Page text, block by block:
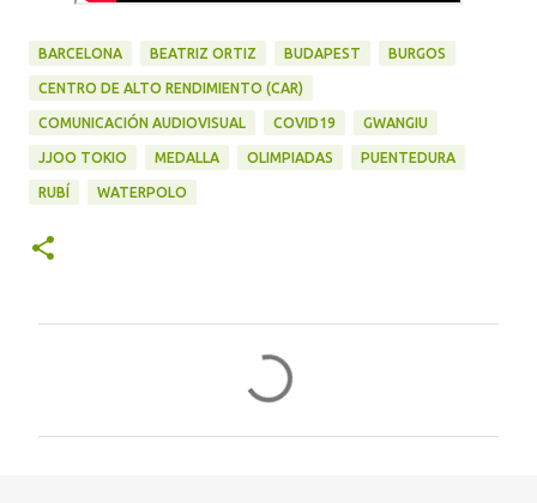
BARCELONA BEATRIZ ORTIZ BUDAPEST BURGOS
CENTRO DE ALTO RENDIMIENTO (CAR)
COMUNICACIÓN AUDIOVISUAL COVID19 GWANGIU
JJOO TOKIO MEDALLA OLIMPIADAS PUENTEDURA
RUBÍ WATERPOLO